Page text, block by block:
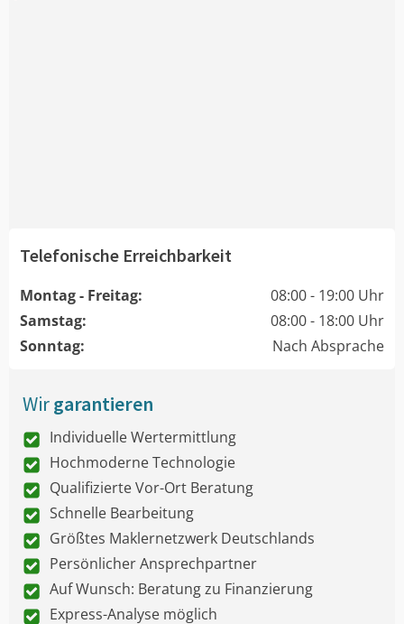
Telefonische Erreichbarkeit
Montag - Freitag:
08:00 - 19:00 Uhr
Samstag:
08:00 - 18:00 Uhr
Sonntag:
Nach Absprache
Wirgarantieren
Individuelle Wertermittlung
Hochmoderne Technologie
Qualifizierte Vor-Ort Beratung
Schnelle Bearbeitung
Größtes Maklernetzwerk Deutschlands
Persönlicher Ansprechpartner
Auf Wunsch: Beratung zu Finanzierung
Express-Analyse möglich